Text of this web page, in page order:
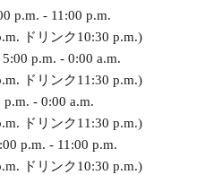
p.m. - 11:00 p.m.
ドリンク10:30 p.m.)
p.m. - 0:00 a.m.
ドリンク11:30 p.m.)
- 0:00 a.m.
ドリンク11:30 p.m.)
p.m. - 11:00 p.m.
ドリンク10:30 p.m.)